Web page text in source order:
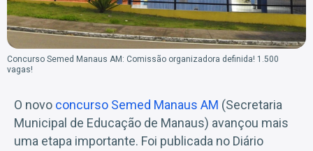
Concurso Semed Manaus AM: Comissão organizadora definida! 1.500
vagas!
O novo concurso Semed Manaus AM (Secretaria
Municipal de Educação de Manaus) avançou mais
uma etapa importante. Foi publicada no Diário